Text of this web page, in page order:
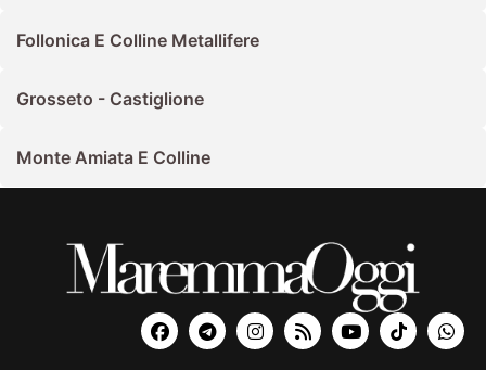
Follonica E Colline Metallifere
Grosseto - Castiglione
Monte Amiata E Colline